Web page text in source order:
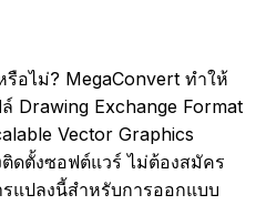
รือไม่? MegaConvert ทำให้
ล์ Drawing Exchange Format
Vector Graphics
ดตั้งซอฟต์แวร์ ไม่ต้องสมัคร
แปลงนี้สำหรับการออกแบบ